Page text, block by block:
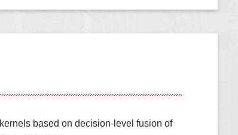
based on decision-level fusion of